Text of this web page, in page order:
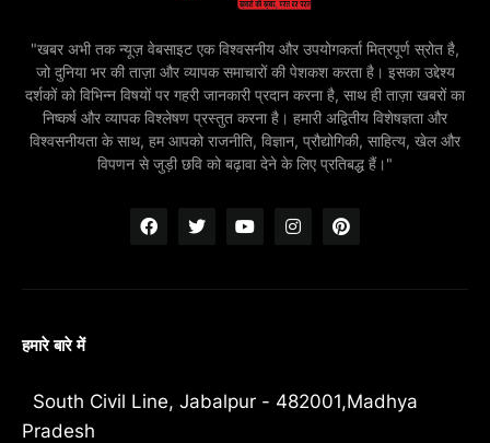
"खबर अभी तक न्यूज़ वेबसाइट एक विश्वसनीय और उपयोगकर्ता मित्रपूर्ण स्रोत है,
जो दुनिया भर की ताज़ा और व्यापक समाचारों की पेशकश करता है। इसका उद्देश्य
दर्शकों को विभिन्न विषयों पर गहरी जानकारी प्रदान करना है, साथ ही ताज़ा खबरों का
निष्कर्ष और व्यापक विश्लेषण प्रस्तुत करना है। हमारी अद्वितीय विशेषज्ञता और
विश्वसनीयता के साथ, हम आपको राजनीति, विज्ञान, प्रौद्योगिकी, साहित्य, खेल और
विपणन से जुड़ी छवि को बढ़ावा देने के लिए प्रतिबद्ध हैं।"
हमारे बारे में
South Civil Line, Jabalpur - 482001,Madhya
Pradesh